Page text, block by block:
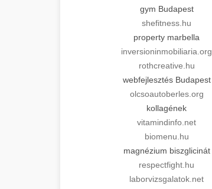
gym Budapest
shefitness.hu
property marbella
inversioninmobiliaria.org
rothcreative.hu
webfejlesztés Budapest
olcsoautoberles.org
kollagének
vitamindinfo.net
biomenu.hu
magnézium biszglicinát
respectfight.hu
laborvizsgalatok.net